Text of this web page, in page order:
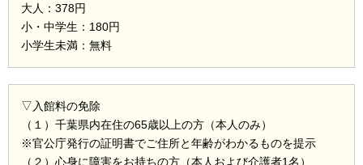
大人：378円
小・中学生：180円
小学生未満：無料
▽入館料の免除
（１）千葉県内在住の65歳以上の方（本人のみ）
※官公庁発行の証明書でご住所と年齢がわかるものを提示
（２）心身に障害をお持ちの方（本人および介護者1名）